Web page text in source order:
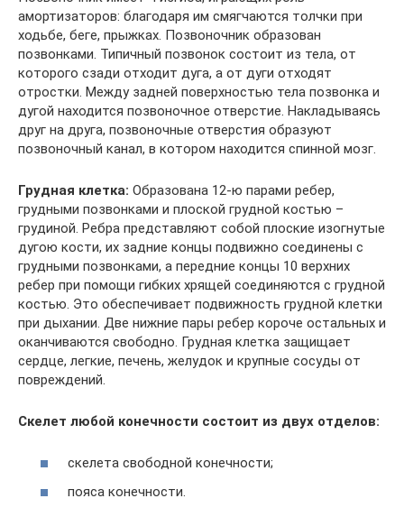
амортизаторов: благодаря им смягчаются толчки при
ходьбе, беге, прыжках. Позвоночник образован
позвонками. Типичный позвонок состоит из тела, от
которого сзади отходит дуга, а от дуги отходят
отростки. Между задней поверхностью тела позвонка и
дугой находится позвоночное отверстие. Накладываясь
друг на друга, позвоночные отверстия образуют
позвоночный канал, в котором находится спинной мозг.
Грудная клетка: Образована 12-ю парами ребер,
грудными позвонками и плоской грудной костью –
грудиной. Ребра представляют собой плоские изогнутые
дугою кости, их задние концы подвижно соединены с
грудными позвонками, а передние концы 10 верхних
ребер при помощи гибких хрящей соединяются с грудной
костью. Это обеспечивает подвижность грудной клетки
при дыхании. Две нижние пары ребер короче остальных и
оканчиваются свободно. Грудная клетка защищает
сердце, легкие, печень, желудок и крупные сосуды от
повреждений.
Скелет любой конечности состоит из двух отделов:
скелета свободной конечности;
пояса конечности.